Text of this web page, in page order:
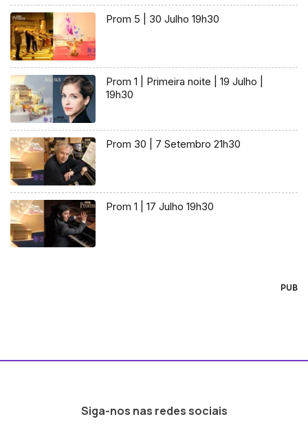
Prom 5 | 30 Julho 19h30
Prom 1 | Primeira noite | 19 Julho |
19h30
Prom 30 | 7 Setembro 21h30
Prom 1 | 17 Julho 19h30
PUB
Siga-nos nas redes sociais